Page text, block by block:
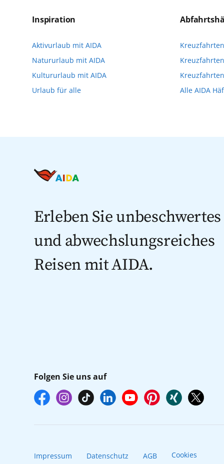
Reservierungsanfrage über aida.de/
Verfügung stehen. Deshalb empfehlen
vorzunehmen.
Inspiration
Aktivurlaub mit AIDA
Natururlaub mit AIDA
Kultururlaub mit AIDA
Urlaub für alle
Alle AIDA
Erleben Sie unbeschwertes
und abwechslungsreiches
Reisen mit AIDA.
Folgen Sie uns auf
Impressum Datenschutz AGB Cookies